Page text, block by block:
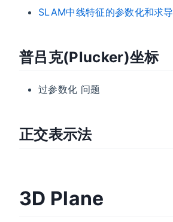
SLAM中线特征的参数化和求导
普吕克(Plucker)坐标
过参数化 问题
正交表示法
3D Plane